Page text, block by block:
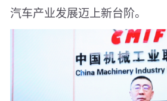
汽车产业发展迈上新台阶。